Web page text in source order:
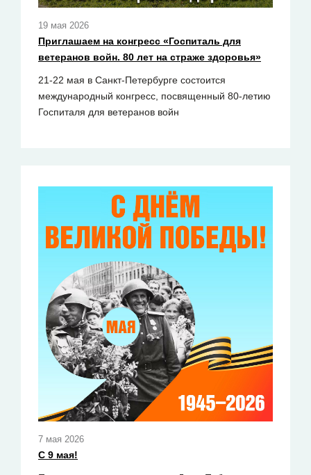
19 мая 2026
Приглашаем на конгресс «Госпиталь для
ветеранов войн. 80 лет на страже здоровья»
21-22 мая в Санкт-Петербурге состоится
международный конгресс, посвященный 80-летию
Госпиталя для ветеранов войн
7 мая 2026
С 9 мая!